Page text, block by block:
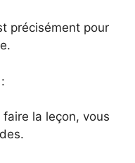
précisément pour
la leçon, vous